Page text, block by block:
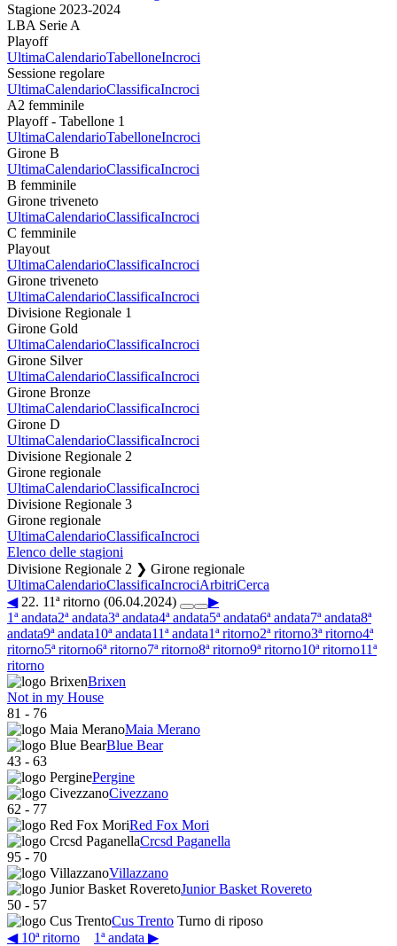
Stagione 2023-2024
LBA Serie A
Playoff
UltimaCalendarioTabelloneIncroci
Sessione regolare
UltimaCalendarioClassificaIncroci
A2 femminile
Playoff - Tabellone 1
UltimaCalendarioTabelloneIncroci
Girone B
UltimaCalendarioClassificaIncroci
B femminile
Girone triveneto
UltimaCalendarioClassificaIncroci
C femminile
Playout
UltimaCalendarioClassificaIncroci
Girone triveneto
UltimaCalendarioClassificaIncroci
Divisione Regionale 1
Girone Gold
UltimaCalendarioClassificaIncroci
Girone Silver
UltimaCalendarioClassificaIncroci
Girone Bronze
UltimaCalendarioClassificaIncroci
Girone D
UltimaCalendarioClassificaIncroci
Divisione Regionale 2
Girone regionale
UltimaCalendarioClassificaIncroci
Divisione Regionale 3
Girone regionale
UltimaCalendarioClassificaIncroci
Elenco delle stagioni
Divisione Regionale 2 ❯ Girone regionale
UltimaCalendarioClassificaIncrociArbitriCerca
◀22. 11ª ritorno (06.04.2024)
▶
1ª andata2ª andata3ª andata4ª andata5ª andata6ª andata7ª andata8ª
andata9ª andata10ª andata11ª andata1ª ritorno2ª ritorno3ª ritorno4ª
ritorno5ª ritorno6ª ritorno7ª ritorno8ª ritorno9ª ritorno10ª ritorno11ª
ritorno
Brixen
Not in my House
81 - 76
Maia Merano
Blue Bear
43 - 63
Pergine
Civezzano
62 - 77
Red Fox Mori
Crcsd Paganella
95 - 70
Villazzano
Junior Basket Rovereto
50 - 57
Cus Trento Turno di riposo
◀ 10ª ritorno
1ª andata ▶